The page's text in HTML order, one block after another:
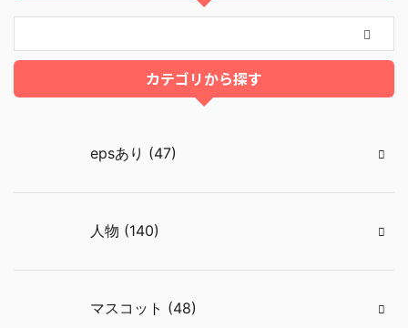
カテゴリから探す
epsあり (47)
人物 (140)
マスコット (48)